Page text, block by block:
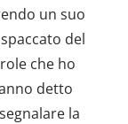
un suo
del
che ho
detto
la